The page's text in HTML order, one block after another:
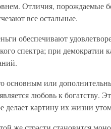
Отличия, порождаемые
все остальные.
обеспечивают
спектра; при демократии
основным или
любовь к богатству.
делает картину их жизни